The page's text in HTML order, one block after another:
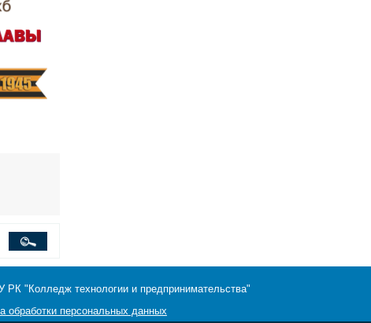
"Колледж технологии и предпринимательства"
обработки персональных данных